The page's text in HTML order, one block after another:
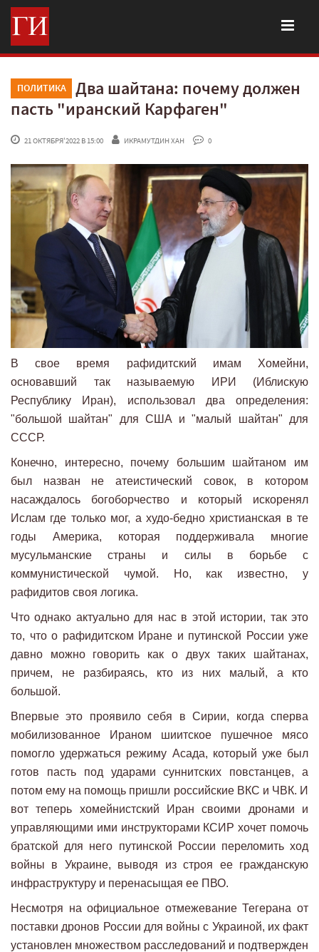
ПОЛИТИКА
Два шайтана: почему должен
пасть "иранский Карфаген"
21 ОКТЯБРЯ'2022 В 15:00 ИКРАМУТДИН ХАН 0
В свое время рафидитский имам Хомейни,
основавший так называемую ИРИ (Иблискую
Республику Иран), использовал два определения:
"большой шайтан" для США и "малый шайтан" для
СССР.
Конечно, интересно, почему большим шайтаном им
был назван не атеистический совок, в котором
насаждалось богоборчество и который искоренял
Ислам где только мог, а худо-бедно христианская в те
годы Америка, которая поддерживала многие
мусульманские страны и силы в борьбе с
коммунистической чумой. Но, как известно, у
рафидитов своя логика.
Что однако актуально для нас в этой истории, так это
то, что о рафидитском Иране и путинской России уже
давно можно говорить как о двух таких шайтанах,
причем, не разбираясь, кто из них малый, а кто
большой.
Впервые это проявило себя в Сирии, когда сперва
мобилизованное Ираном шиитское пушечное мясо
помогло удержаться режиму Асада, который уже был
готов пасть под ударами суннитских повстанцев, а
потом ему на помощь пришли российские ВКС и ЧВК. И
вот теперь хомейнистский Иран своими дронами и
управляющими ими инструкторами КСИР хочет помочь
братской для него путинской России переломить ход
войны в Украине, выводя из строя ее гражданскую
инфраструктуру и перенасыщая ее ПВО.
Несмотря на официальное отмежевание Тегерана от
поставки дронов России для войны с Украиной, их факт
установлен множеством расследований и подтвержден